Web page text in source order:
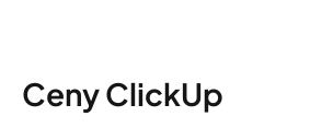
Ceny ClickUp